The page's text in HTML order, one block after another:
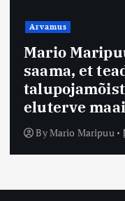
Arvamus
Mario
saama, et
eluterve
ByMario Maripuu